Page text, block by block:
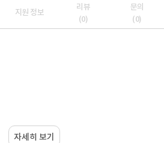
지원 정보
리뷰
(0)
문의
(0)
자세히 보기